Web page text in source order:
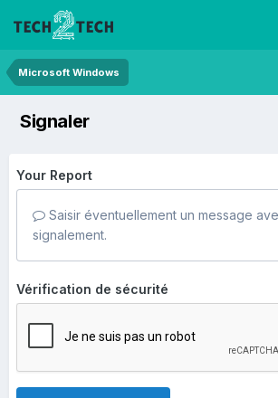
Microsoft Windows
Signaler
Your Report
Saisir éventuellement un message
signalement.
Vérification de sécurité